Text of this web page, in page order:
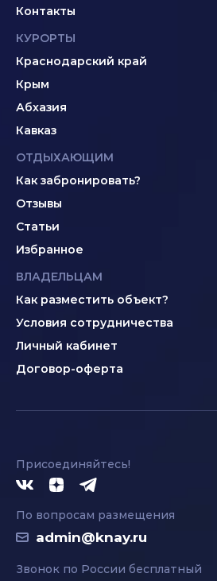
Контакты
КУРОРТЫ
Краснодарский край
Крым
Абхазия
Кавказ
ОТДЫХАЮЩИМ
Как забронировать?
Отзывы
Статьи
Избранное
ВЛАДЕЛЬЦАМ
Как разместить объект?
Условия сотрудничества
Личный кабинет
Договор-оферта
Присоединяйтесь!
По вопросам размещения
admin@knay.ru
Звонок по России бесплатный